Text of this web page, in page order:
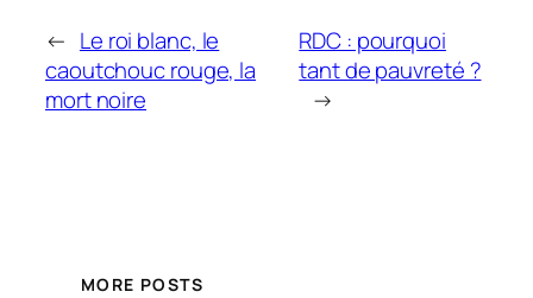
← Le roi blanc, le
caoutchouc rouge, la
mort noire
RDC : pourquoi
tant de pauvreté ?
→
MORE POSTS